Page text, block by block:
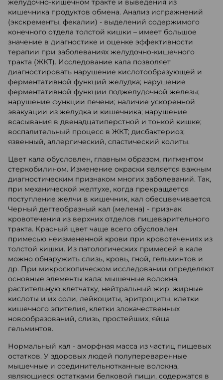
желудочно-кишечном тракте и выведения из
кишечника продуктов обмена. Анализ испражнений
(экскременты, фекалии) - выделений содержимого
конечного отдела толстой кишки – имеет большое
значение в диагностике и оценке эффективности
терапии при заболеваниях желудочно-кишечного
тракта (ЖКТ). Исследование кала позволяет
диагностировать нарушение кислотообразующей и
ферментативной функций желудка; нарушение
ферментативной функции поджелудочной железы;
нарушение функции печени; наличие ускоренной
эвакуации из желудка и кишечника; нарушение
всасывания в двенадцатиперстной и тонкой кишке;
воспалительный процесс в ЖКТ; дисбактериоз;
язвенный, аллергический, спастический колиты.
Цвет кала обусловлен, главным образом, пигментом
стеркобилином. Изменение окраски является важным
диагностическим признаком многих заболеваний. Так,
при механической желтухе, когда прекращается
поступление желчи в кишечник, кал обесцвечивается.
Черный дегтеобразный кал (мелена) - признак
кровотечения из верхних отделов пищеварительного
тракта. Красный цвет чаще всего обусловлен
примесью неизмененной крови при кровотечениях из
толстой кишки. Из патологических примесей в кале
можно обнаружить слизь, кровь, гной, гельминтов и
др. При микроскопическом исследовании определяют
основные элементы кала: мышечные волокна,
растительную клетчатку, нейтральный жир, жирные
кислоты и их соли, лейкоциты, эритроциты, клетки
кишечного эпителия, клетки злокачественных
новообразований, слизь, простейших, яйца
гельминтов.
Нормальный кал - аморфная масса из частиц пищевых
остатков. У здоровых людей полупереваренные
мышечные и соединительнотканные волокна,
являющиеся остатками белковой пищи, содержатся в